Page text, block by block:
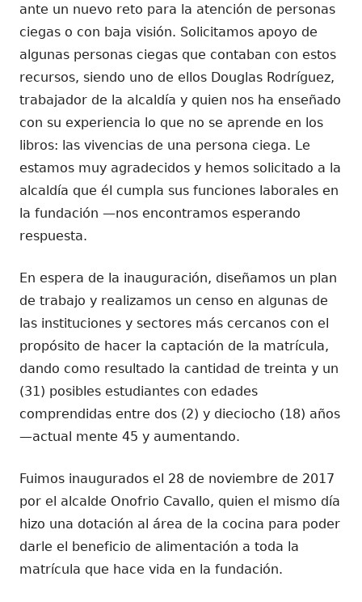
ante un nuevo reto para la atención de personas
ciegas o con baja visión. Solicitamos apoyo de
algunas personas ciegas que contaban con estos
recursos, siendo uno de ellos Douglas Rodríguez,
trabajador de la alcaldía y quien nos ha enseñado
con su experiencia lo que no se aprende en los
libros: las vivencias de una persona ciega. Le
estamos muy agradecidos y hemos solicitado a la
alcaldía que él cumpla sus funciones laborales en
la fundación —nos encontramos esperando
respuesta.
En espera de la inauguración, diseñamos un plan
de trabajo y realizamos un censo en algunas de
las instituciones y sectores más cercanos con el
propósito de hacer la captación de la matrícula,
dando como resultado la cantidad de treinta y un
(31) posibles estudiantes con edades
comprendidas entre dos (2) y dieciocho (18) años
—actual mente 45 y aumentando.
Fuimos inaugurados el 28 de noviembre de 2017
por el alcalde Onofrio Cavallo, quien el mismo día
hizo una dotación al área de la cocina para poder
darle el beneficio de alimentación a toda la
matrícula que hace vida en la fundación.